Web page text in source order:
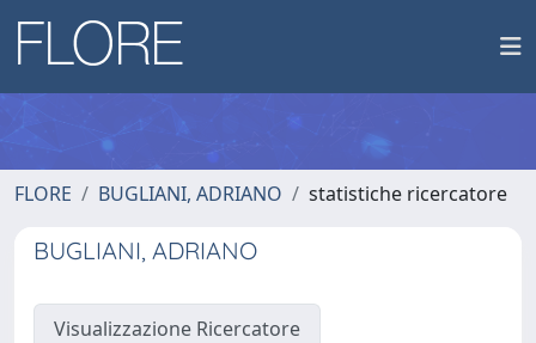
FLORE BUGLIANI, ADRIANO statistiche ricercatore
BUGLIANI, ADRIANO
Visualizzazione Ricercatore